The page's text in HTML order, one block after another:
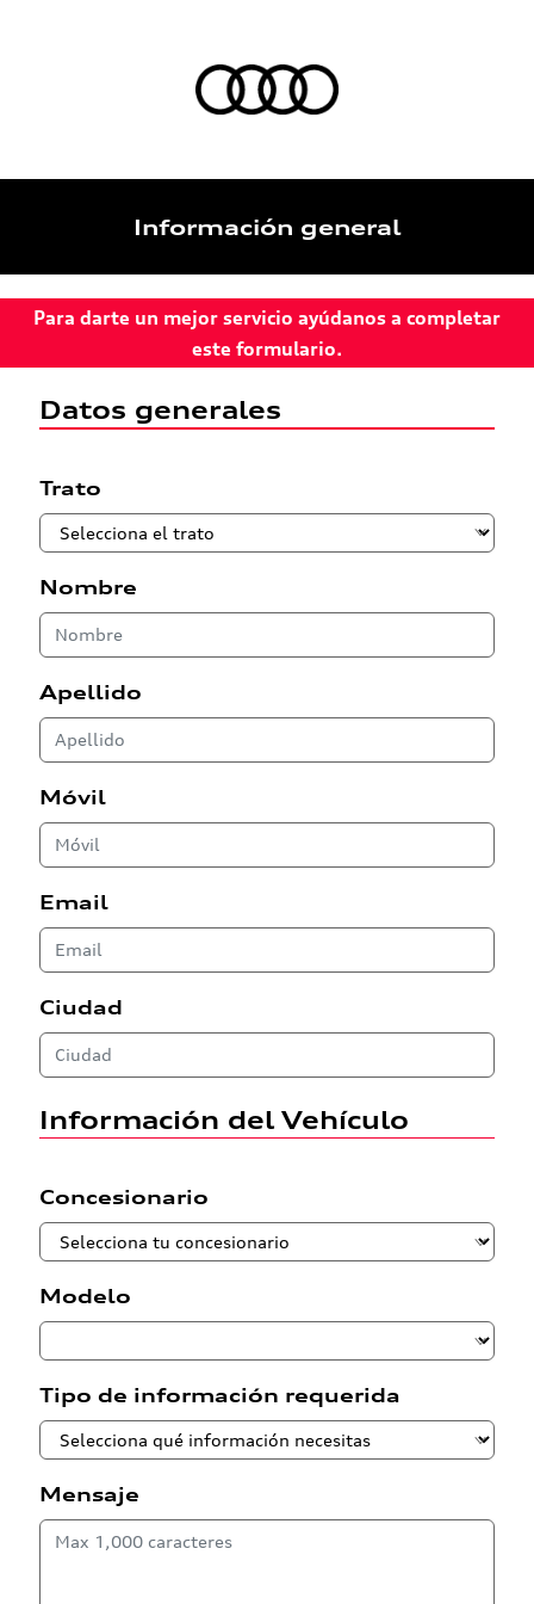
Información general
Para darte un mejor servicio ayúdanos a completar
este formulario.
Datos generales
Trato
Nombre
Apellido
Móvil
Email
Ciudad
Información del Vehículo
Concesionario
Modelo
Tipo de información requerida
Mensaje